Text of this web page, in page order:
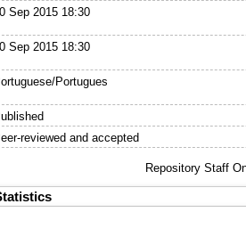
Sep 2015 18:30
Sep 2015 18:30
Portugues
reviewed and accepted
Repository Staff